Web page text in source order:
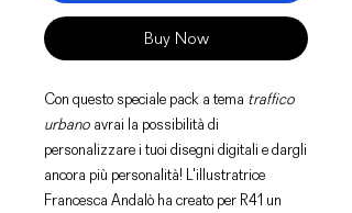
Buy Now
Con questo speciale pack a tema traffico
urbano avrai la possibilità di
personalizzare i tuoi disegni digitali e dargli
ancora più personalità! L'illustratrice
Francesca Andalò ha creato per R41 un